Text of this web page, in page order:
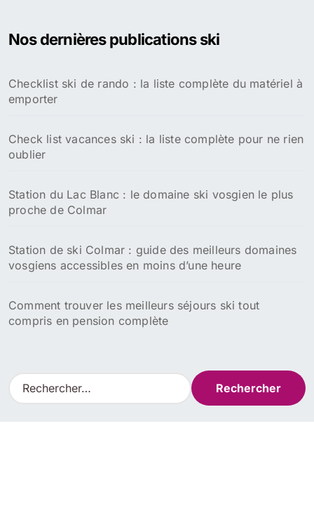
Nos dernières publications ski
Checklist ski de rando : la liste complète du matériel à
emporter
Check list vacances ski : la liste complète pour ne rien
oublier
Station du Lac Blanc : le domaine ski vosgien le plus
proche de Colmar
Station de ski Colmar : guide des meilleurs domaines
vosgiens accessibles en moins d’une heure
Comment trouver les meilleurs séjours ski tout
compris en pension complète
R
e